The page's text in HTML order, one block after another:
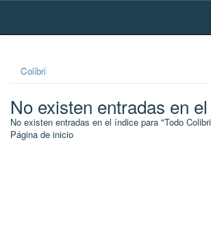
Skip
Colibri
No existen entradas en
No existen entradas en el índice para "Todo
Página de inicio